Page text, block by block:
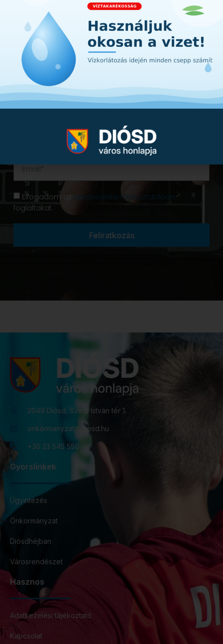
Iratkozzon fel hírlevelünkre!
Értesüljön első kézből a városunkat érintő
hírekről, információkról. A lényeg Diósdról -
egyenesen a postafiókjába!
Elfogadom az adatkezelési tájékoztatóban
foglaltakat.
Feliratkozás
2049 Diósd, Szent István tér 1.
onkormanyzat@diosd.hu
+36 23 545 550
Gyorslinkek
Ügyintézés
Önkormányzat
Diósdhéjban
Városrendészet
Hasznos
Adatkezelési tájékoztató
Kapcsolat